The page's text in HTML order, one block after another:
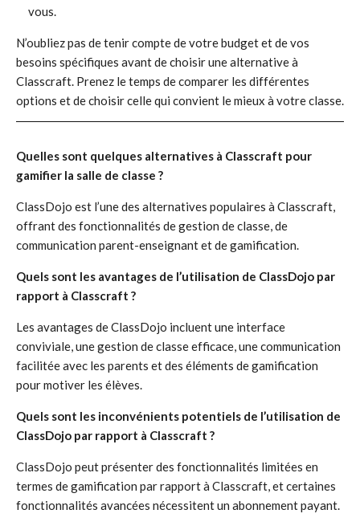
vous.
N’oubliez pas de tenir compte de votre budget et de vos
besoins spécifiques avant de choisir une alternative à
Classcraft. Prenez le temps de comparer les différentes
options et de choisir celle qui convient le mieux à votre classe.
Quelles sont quelques alternatives à Classcraft pour
gamifier la salle de classe ?
ClassDojo est l’une des alternatives populaires à Classcraft,
offrant des fonctionnalités de gestion de classe, de
communication parent-enseignant et de gamification.
Quels sont les avantages de l’utilisation de ClassDojo par
rapport à Classcraft ?
Les avantages de ClassDojo incluent une interface
conviviale, une gestion de classe efficace, une communication
facilitée avec les parents et des éléments de gamification
pour motiver les élèves.
Quels sont les inconvénients potentiels de l’utilisation de
ClassDojo par rapport à Classcraft ?
ClassDojo peut présenter des fonctionnalités limitées en
termes de gamification par rapport à Classcraft, et certaines
fonctionnalités avancées nécessitent un abonnement payant.